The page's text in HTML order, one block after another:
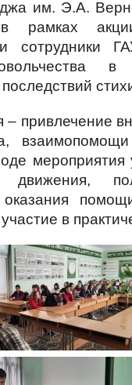
им. Э.А.
в рамках
сотрудники
привлечение
мероприятия
движения,
в